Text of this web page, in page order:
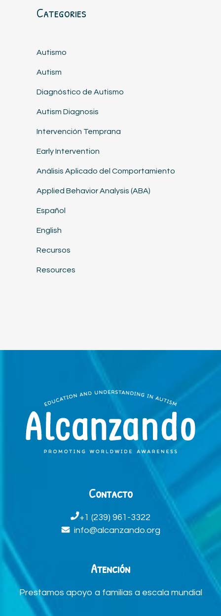
Categories
Autismo
Autism
Diagnóstico de Autismo
Autism Diagnosis
Intervención Temprana
Early Intervention
Análisis Aplicado del Comportamiento
Applied Behavior Analysis (ABA)
Español
English
Recursos
Resources
Contacto
+1 (239) 961-3322
info@alcanzando.org
Atención
Prestamos apoyo a familias a escala mundial